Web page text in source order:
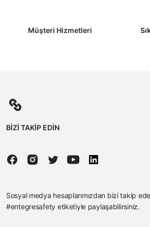
Müşteri Hizmetleri
BİZİ TAKİP EDİN
Sosyal medya hesaplarımızdan bizi takip
#entegresafety etiketiyle paylaşabilirsiniz.